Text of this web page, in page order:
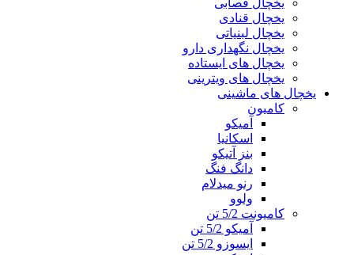
یخچال قصابی
یخچال قنادی
یخچال لبنیاتی
یخچال نگهداری دارو
یخچال های ایستاده
یخچال های ویترینی
یخچال های ماشینی
کامیون
آمیکو
اسکانیا
بنز آتیکو
دانگ فنگ
رنو میدلام
ولوو
کامیونت 5/2 تن
آمیکو 5/2 تن
ایسوزو 5/2 تن